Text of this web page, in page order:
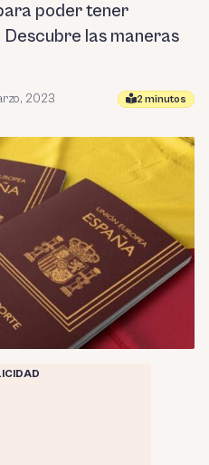
poder tener
las maneras
2023 2 minutos